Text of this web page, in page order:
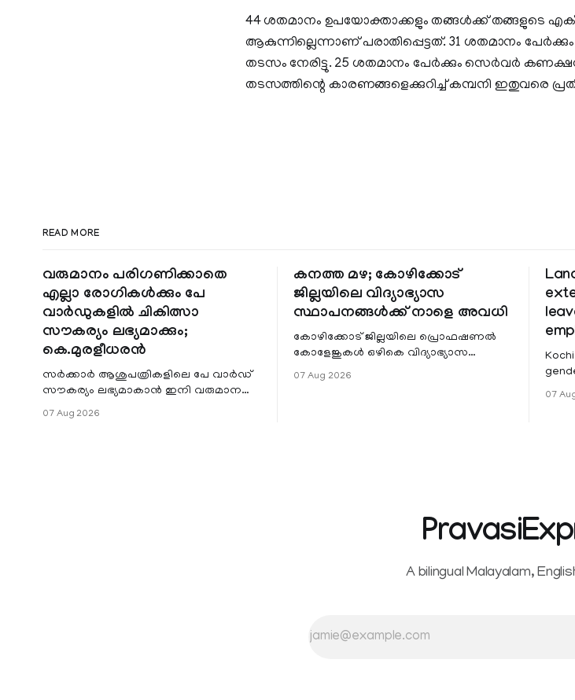
44 ശതമാനം ഉപയോക്താക്കളും തങ്ങള്‍ക്ക് തങ്ങളുടെ
ആകുന്നില്ലെന്നാണ് പരാതിപ്പെട്ടത്. 31 ശതമാനം
തടസം നേരിട്ടു. 25 ശതമാനം പേര്‍ക്കും സെര്‍വര്‍
തടസത്തിന്റെ കാരണങ്ങളെക്കുറിച്ച് കമ്പനി ഇതുവരെ
READ MORE
വരുമാനം പരിഗണിക്കാതെ
എല്ലാ രോഗികൾക്കും പേ
വാർഡുകളിൽ ചികിത്സാ
സൗകര്യം ലഭ്യമാക്കും;
കെ.മുരളീധരൻ
സർക്കാർ ആശുപത്രികളിലെ പേ വാർഡ്
സൗകര്യം ലഭ്യമാകാൻ ഇനി വരുമാന
വരുമാനം പരിഗണിക്കാതെ എല്ലാ
07 Aug 2026
കനത്ത മഴ; കോഴിക്കോട്
ജില്ലയിലെ വിദ്യാഭ്യാസ
സ്ഥാപനങ്ങൾക്ക് നാളെ അവധി
കോഴിക്കോട് ജില്ലയിലെ പ്രൊഫഷണൽ
കോളേജുകൾ ഒഴികെ വിദ്യാഭ്യാസ
ജില്ലയിലെ മലയോര- തീരദേശ
07 Aug 2026
07
A bilingual Malayalam,